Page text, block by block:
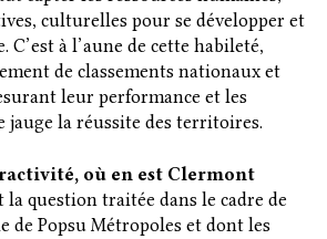
culturelles pour se développer et
C’est à l’aune de cette habileté,
de classements nationaux et
leur performance et les
jauge la réussite des territoires.
où en est Clermont
la question traitée dans le cadre de
de Popsu Métropoles et dont les